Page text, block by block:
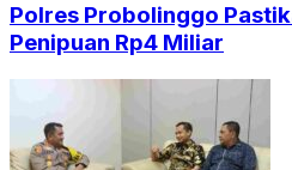
Polres Probolinggo
Penipuan Rp4 Miliar